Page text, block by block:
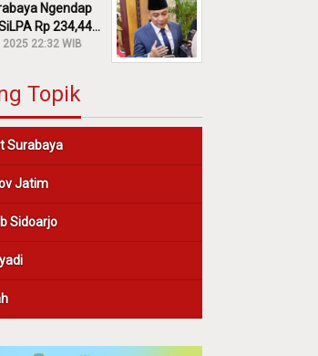
Ngendap
Rp 234,44
22:32 WIB
Topik
Surabaya
Jatim
Sidoarjo